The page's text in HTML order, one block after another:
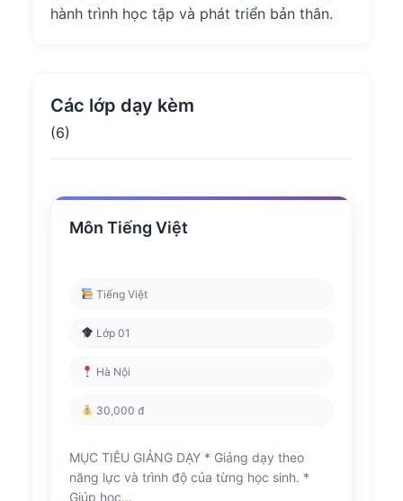
hành trình học tập và phát triển bản thân.
Các lớp dạy kèm
(6)
Môn Tiếng Việt
Tiếng Việt
Lớp 01
Hà Nội
30,000 đ
MỤC TIÊU GIẢNG DẠY * Giảng dạy theo
năng lực và trình độ của từng học sinh. *
Giúp học...